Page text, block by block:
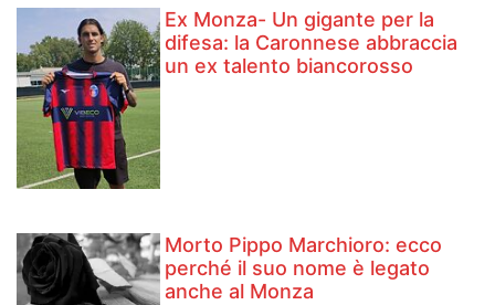
Ex Monza- Un gigante per la
difesa: la Caronnese abbraccia
un ex talento biancorosso
Morto Pippo Marchioro: ecco
perché il suo nome è legato
anche al Monza